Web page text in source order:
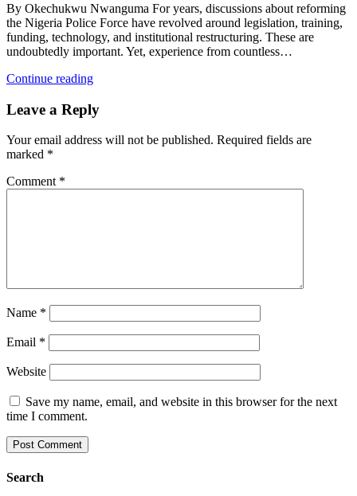
By Okechukwu Nwanguma For years, discussions about reforming
the Nigeria Police Force have revolved around legislation, training,
funding, technology, and institutional restructuring. These are
undoubtedly important. Yet, experience from countless…
Continue reading
Leave a Reply
Your email address will not be published. Required fields are
marked *
Comment *
Name *
Email *
Website
Save my name, email, and website in this browser for the next
time I comment.
Search